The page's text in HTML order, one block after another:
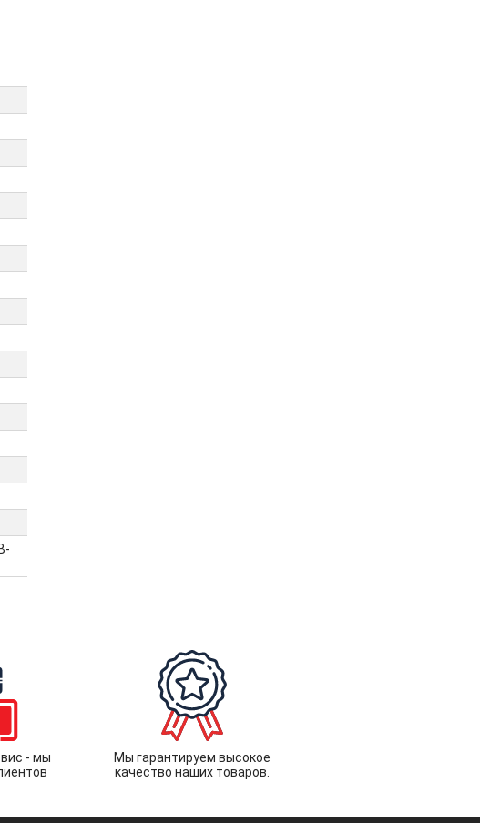
- мы
Мы гарантируем высокое
качество наших товаров.